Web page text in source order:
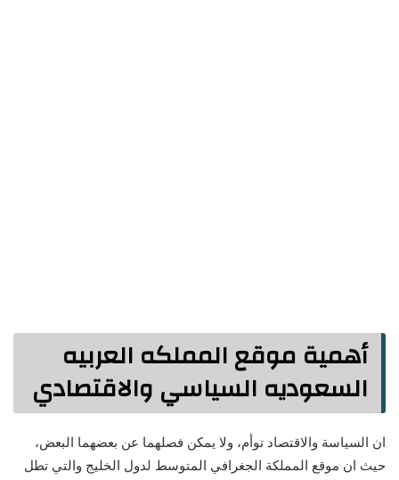
أهمية موقع المملكه العربيه
السعوديه السياسي والاقتصادي
ان السياسة والاقتصاد توأم، ولا يمكن فصلهما عن بعضهما البعض،
حيث ان موقع المملكة الجغرافي المتوسط لدول الخليج والتي تطل